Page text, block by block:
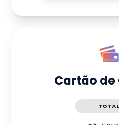
Cartão de
TOTAL